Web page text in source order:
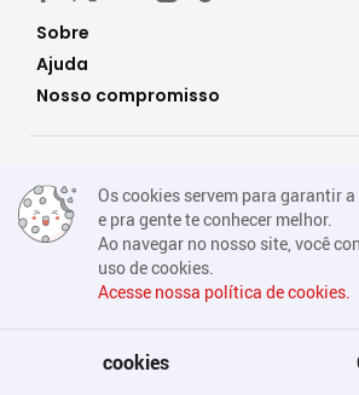
Os cookies servem para garantir
e pra gente te conhecer melhor.
Ao navegar no nosso site, você
uso de cookies.
Acesse nossa política de cookies.
cookies
Sobre
Ajuda
Nosso compromisso
Consumidor.gov
Fale conosco